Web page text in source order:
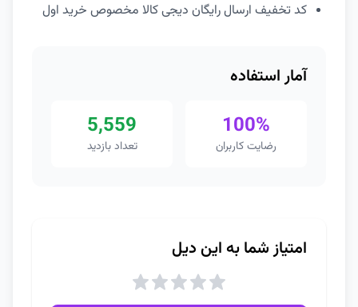
کد تخفیف ارسال رایگان دیجی کالا مخصوص خرید اول
آمار استفاده
100%
رضایت کاربران
5,559
تعداد بازدید
امتیاز شما به این دیل